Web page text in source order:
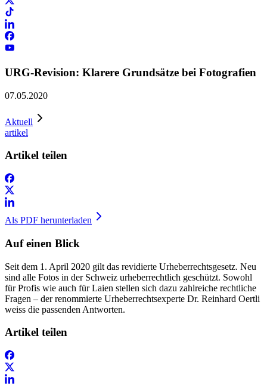
URG-Revision: Klarere Grundsätze bei Fotografien
07.05.2020
Aktuell
artikel
Artikel teilen
Als PDF herunterladen
Auf einen Blick
Seit dem 1. April 2020 gilt das revidierte Urheberrechtsgesetz. Neu
sind alle Fotos in der Schweiz urheberrechtlich geschützt. Sowohl
für Profis wie auch für Laien stellen sich dazu zahlreiche rechtliche
Fragen – der renommierte Urheberrechtsexperte Dr. Reinhard Oertli
weiss die passenden Antworten.
Artikel teilen